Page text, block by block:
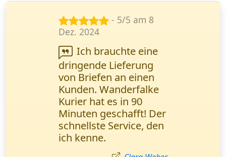
- 4/5 am 15
Dez. 2024
Beeindruckt von
der Geschwindigkeit
und Professionalität.
Dokumente wurden
wie versprochen am
selben Tag geliefert.
Vielen Dank. Thomas
Fischer, Unternehmer /
Frankfurt am Main.